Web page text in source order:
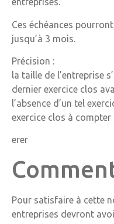
Ces échéances
jusqu’à 3 mois.
Précision :
la taille de l’entreprise
dernier exercice clos
l’absence d’un tel
exercice clos à compter
erer
Pour satisfaire à cette
entreprises devront